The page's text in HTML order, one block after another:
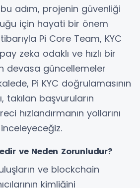
adım, projenin güvenliği
için hayati bir önem
Pi Core Team, KYC
zeka odaklı ve hızlı bir
devasa güncellemeler
Pi KYC doğrulamasının
takılan başvuruların
hızlandırmanın yollarını
ve Neden Zorunludur?
ve blockchain
kimliğini